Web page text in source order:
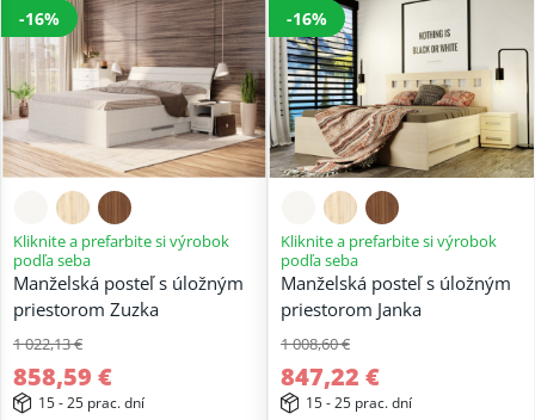
-16%
Kliknite a prefarbite si výrobok
podľa seba
Manželská posteľ s úložným
priestorom Zuzka
1 022,13 €
858,59 €
15 - 25 prac. dní
-16%
Kliknite a prefarbite si výrobok
podľa seba
Manželská posteľ s úložným
priestorom Janka
1 008,60 €
847,22 €
15 - 25 prac. dní